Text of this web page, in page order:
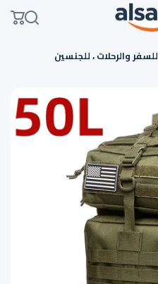
والرحلات ، للجنسين